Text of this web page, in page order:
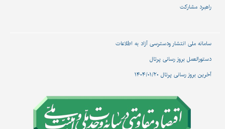
راهبرد مشارکت
سامانه ملی انتشار و‌دسترسی آزاد به اطلاعات
دستورالعمل بروز رسانی پرتال
آخرین بروز رسانی پرتال ۱۴۰۴/۰۱/۲۰